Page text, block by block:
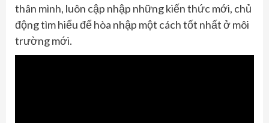
thân mình, luôn cập nhập những kiến thức mới, chủ
động tìm hiểu để hòa nhập một cách tốt nhất ở môi
trường mới.